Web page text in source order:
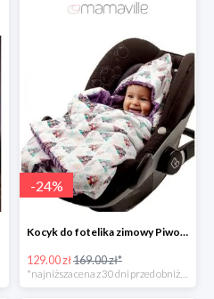
-24%
Kocyk do fotelika zimowy Piwonie/ Peonie Mi Bebe -23%
129.00 zł169.00 zł*